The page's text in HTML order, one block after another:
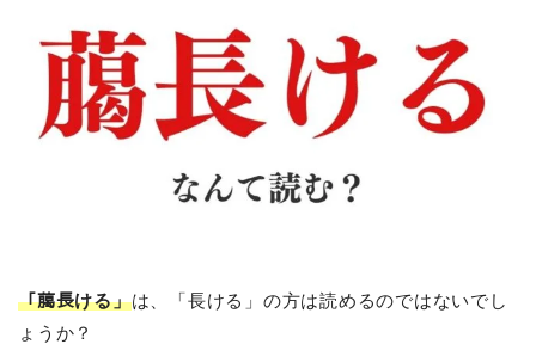
「﨟長ける」は、「長ける」の方は読めるのではないでし
ょうか？